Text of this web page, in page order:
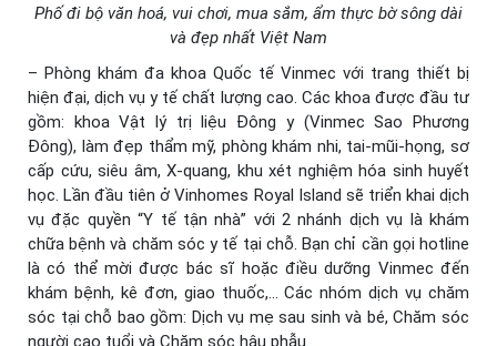
Phố đi bộ văn hoá, vui chơi, mua sắm, ẩm thực bờ sông dài
và đẹp nhất Việt Nam
– Phòng khám đa khoa Quốc tế Vinmec với trang thiết bị
hiện đại, dịch vụ y tế chất lượng cao. Các khoa được đầu tư
gồm: khoa Vật lý trị liệu Đông y (Vinmec Sao Phương
Đông), làm đẹp thẩm mỹ, phòng khám nhi, tai-mũi-họng, sơ
cấp cứu, siêu âm, X-quang, khu xét nghiệm hóa sinh huyết
học. Lần đầu tiên ở Vinhomes Royal Island sẽ triển khai dịch
vụ đặc quyền “Y tế tận nhà” với 2 nhánh dịch vụ là khám
chữa bệnh và chăm sóc y tế tại chỗ. Bạn chỉ cần gọi hotline
là có thể mời được bác sĩ hoặc điều dưỡng Vinmec đến
khám bệnh, kê đơn, giao thuốc,… Các nhóm dịch vụ chăm
sóc tại chỗ bao gồm: Dịch vụ mẹ sau sinh và bé, Chăm sóc